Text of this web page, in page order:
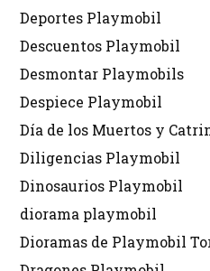
Deportes Playmobil
Descuentos Playmobil
Desmontar Playmobils
Despiece Playmobil
Día de los Muertos y
Diligencias Playmobil
Dinosaurios Playmobil
diorama playmobil
Dioramas de Playmobil